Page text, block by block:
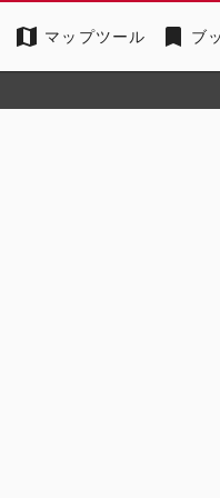
map マップツール bookmark ブ